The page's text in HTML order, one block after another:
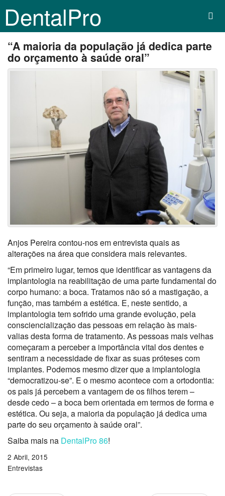
DentalPro
“A maioria da população já dedica parte
do orçamento à saúde oral”
Anjos Pereira contou-nos em entrevista quais as
alterações na área que considera mais relevantes.
“Em primeiro lugar, temos que identificar as vantagens da
implantologia na reabilitação de uma parte fundamental do
corpo humano: a boca. Tratamos não só a mastigação, a
função, mas também a estética. E, neste sentido, a
implantologia tem sofrido uma grande evolução, pela
consciencialização das pessoas em relação às mais-
valias desta forma de tratamento. As pessoas mais velhas
começaram a perceber a importância vital dos dentes e
sentiram a necessidade de fixar as suas próteses com
implantes. Podemos mesmo dizer que a implantologia
“democratizou-se”. E o mesmo acontece com a ortodontia:
os pais já percebem a vantagem de os filhos terem –
desde cedo – a boca bem orientada em termos de forma e
estética. Ou seja, a maioria da população já dedica uma
parte do seu orçamento à saúde oral”.
Saiba mais na DentalPro 86!
2 Abril, 2015
Entrevistas